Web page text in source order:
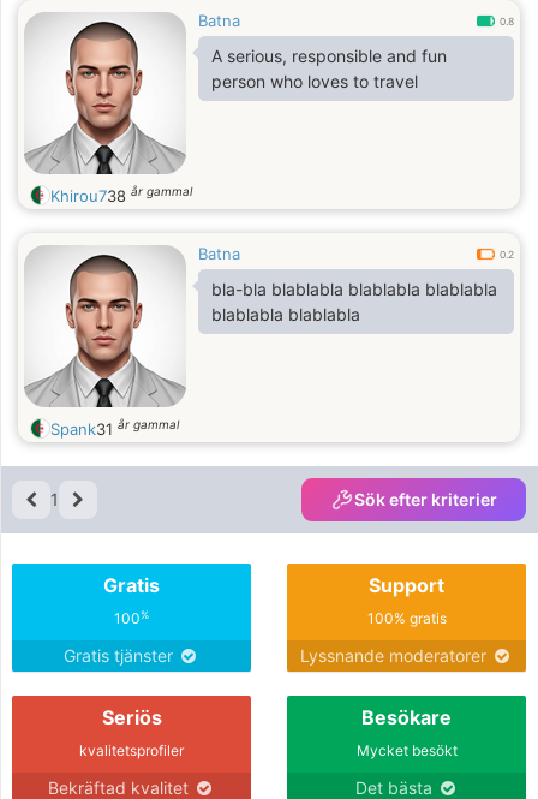
Batna 0.8
A serious, responsible and fun
person who loves to travel
Khirou738 år gammal
Batna 0.2
bla-bla blablabla blablabla blablabla
blablabla blablabla
Spank31 år gammal
1 Sök efter kriterier
Gratis
100%
Gratis tjänster
Support
100% gratis
Lyssnande moderatorer
Seriös
kvalitetsprofiler
Bekräftad kvalitet
Besökare
Mycket besökt
Det bästa